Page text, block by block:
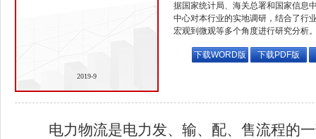
2019-9
据国家统计局、海关总署和国家信息
中心对本行业的实地调研，结合了行
宏观到微观等多个角度进行研究分析
下载WORD版 下载PDF版
电力物流是电力发、输、配、售流程的一